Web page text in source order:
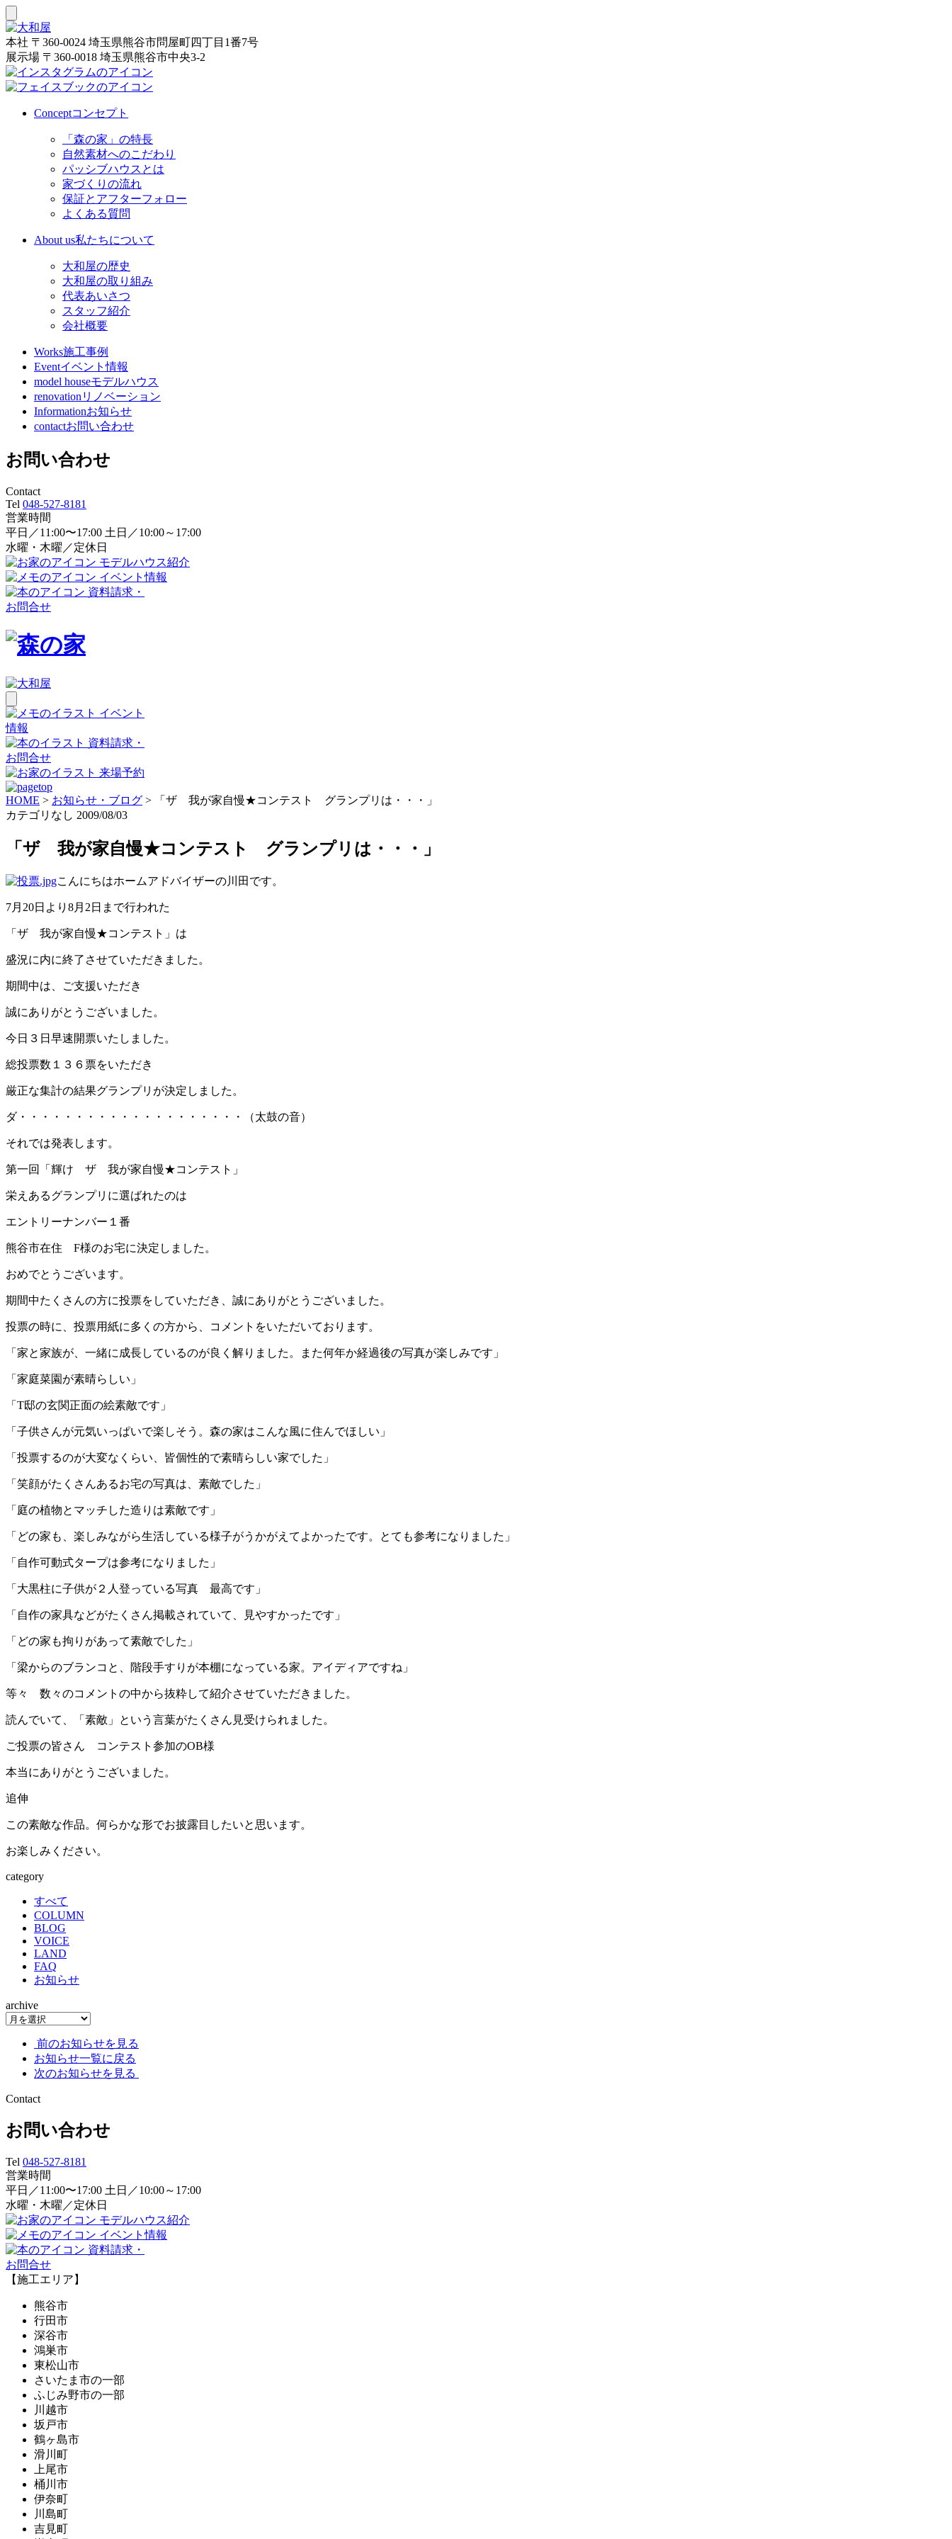
本社 〒360-0024 埼玉県熊谷市問屋町四丁目1番7号
展示場 〒360-0018 埼玉県熊谷市中央3-2
Conceptコンセプト
「森の家」の特長
自然素材へのこだわり
パッシブハウスとは
家づくりの流れ
保証とアフターフォロー
よくある質問
About us私たちについて
大和屋の歴史
大和屋の取り組み
代表あいさつ
スタッフ紹介
会社概要
Works施工事例
Eventイベント情報
model houseモデルハウス
renovation リノベーション
Informationお知らせ
contactお問い合わせ
お問い合わせ
Contact
Tel 048-527-8181
営業時間
平日／11:00〜17:00 土日／10:00～17:00
水曜・木曜／定休日
モデルハウス紹介
イベント情報
資料請求・
お問合せ
イベント
情報
資料請求・
お問合せ
来場予約
HOME > お知らせ・ブログ >
「ザ 我が家自慢★コンテスト グランプリは・・・」
カテゴリなし 2009/08/03
「ザ 我が家自慢★コンテスト グランプリは・・・」
こんにちはホームアドバイザーの川田です。
7月20日より8月2日まで行われた
「ザ 我が家自慢★コンテスト」は
盛況に内に終了させていただきました。
期間中は、ご支援いただき
誠にありがとうございました。
今日３日早速開票いたしました。
総投票数１３６票をいただき
厳正な集計の結果グランプリが決定しました。
ダ・・・・・・・・・・・・・・・・・・・・（太鼓の音）
それでは発表します。
第一回「輝け ザ 我が家自慢★コンテスト」
栄えあるグランプリに選ばれたのは
エントリーナンバー１番
熊谷市在住 F様のお宅に決定しました。
おめでとうございます。
期間中たくさんの方に投票をしていただき、誠にありがとうございました。
投票の時に、投票用紙に多くの方から、コメントをいただいております。
「家と家族が、一緒に成長しているのが良く解りました。また何年か経過後の写真が楽しみです」
「家庭菜園が素晴らしい」
「T邸の玄関正面の絵素敵です」
「子供さんが元気いっぱいで楽しそう。森の家はこんな風に住んでほしい」
「投票するのが大変なくらい、皆個性的で素晴らしい家でした」
「笑顔がたくさんあるお宅の写真は、素敵でした」
「庭の植物とマッチした造りは素敵です」
「どの家も、楽しみながら生活している様子がうかがえてよかったです。とても参考になりました」
「自作可動式タープは参考になりました」
「大黒柱に子供が２人登っている写真 最高です」
「自作の家具などがたくさん掲載されていて、見やすかったです」
「どの家も拘りがあって素敵でした」
「梁からのブランコと、階段手すりが本棚になっている家。アイディアですね」
等々 数々のコメントの中から抜粋して紹介させていただきました。
読んでいて、「素敵」という言葉がたくさん見受けられました。
ご投票の皆さん コンテスト参加のOB様
本当にありがとうございました。
追伸
この素敵な作品。何らかな形でお披露目したいと思います。
お楽しみください。
category
すべて
COLUMN
BLOG
VOICE
LAND
FAQ
お知らせ
archive
前のお知らせを見る
お知らせ一覧に戻る
次のお知らせを見る
Contact
お問い合わせ
Tel 048-527-8181
営業時間
平日／11:00〜17:00 土日／10:00～17:00
水曜・木曜／定休日
モデルハウス紹介
イベント情報
資料請求・
お問合せ
【施工エリア】
熊谷市
行田市
深谷市
鴻巣市
東松山市
さいたま市の一部
ふじみ野市の一部
川越市
坂戸市
鶴ヶ島市
滑川町
上尾市
桶川市
伊奈町
川島町
吉見町